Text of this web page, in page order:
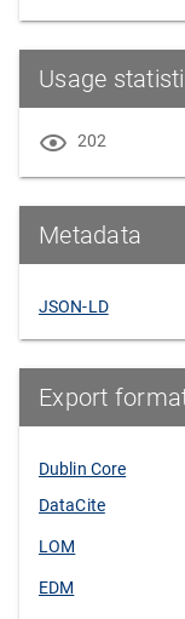
Usage
202
Metadata
JSON-LD
Export
Dublin Core
DataCite
LOM
EDM